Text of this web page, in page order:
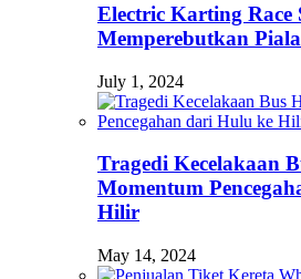
Electric Karting Race
Memperebutkan
July 1, 2024
Tragedi Kecelakaan
Momentum
Hilir
May 14, 2024